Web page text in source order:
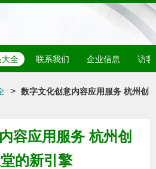
大全 联系我们 企业信息 访客
> 数字文化创意内容应用服务 杭州创
容应用服务 杭州创
的新引擎